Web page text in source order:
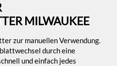
MILWAUKEE
zur manuellen Verwendung.
durch eine
und einfach jedes